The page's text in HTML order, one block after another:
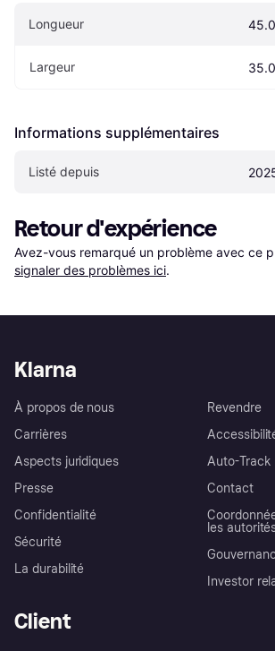
Longueur
Largeur
Informations supplémentaires
Listé depuis
Retour d'expérience
Avez-vous remarqué un problème avec ce
signaler des problèmes ici.
Klarna
À propos de nous
Carrières
Aspects juridiques
Presse
Confidentialité
Sécurité
La durabilité
Revendre
Auto-Track
Contact
les
Investor
Client